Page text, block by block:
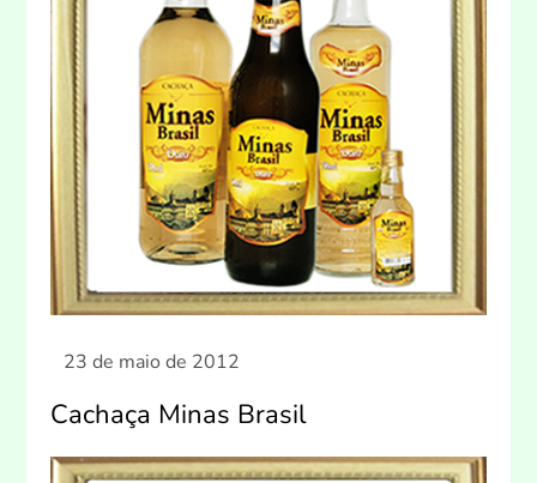
Cachaça Minas Brasil